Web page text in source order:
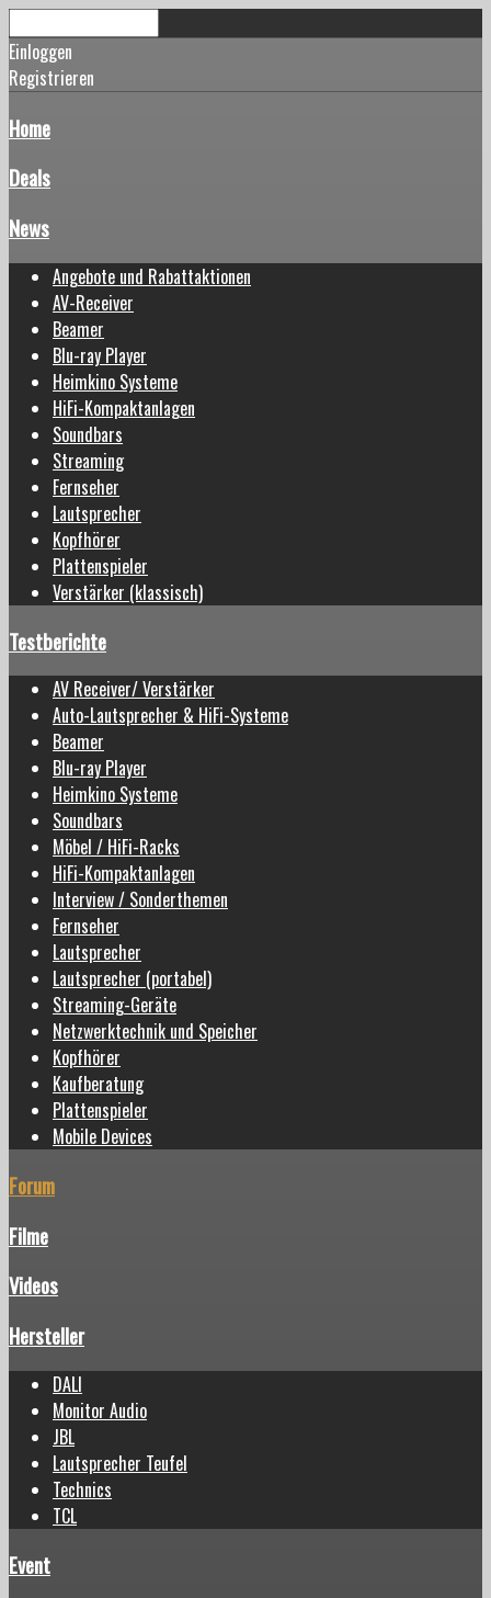
Einloggen
Registrieren
Home
Deals
News
Angebote und Rabattaktionen
AV-Receiver
Beamer
Blu-ray Player
Heimkino Systeme
HiFi-Kompaktanlagen
Soundbars
Streaming
Fernseher
Lautsprecher
Kopfhörer
Plattenspieler
Verstärker (klassisch)
Testberichte
AV Receiver/ Verstärker
Auto-Lautsprecher & HiFi-Systeme
Beamer
Blu-ray Player
Heimkino Systeme
Soundbars
Möbel / HiFi-Racks
HiFi-Kompaktanlagen
Interview / Sonderthemen
Fernseher
Lautsprecher
Lautsprecher (portabel)
Streaming-Geräte
Netzwerktechnik und Speicher
Kopfhörer
Kaufberatung
Plattenspieler
Mobile Devices
Forum
Filme
Videos
Hersteller
DALI
Monitor Audio
JBL
Lautsprecher Teufel
Technics
TCL
Event